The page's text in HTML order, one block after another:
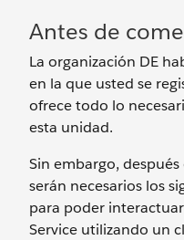
Antes de
La organización DE
en la que usted se
ofrece todo lo
esta unidad.
Sin embargo,
serán necesarios los
para poder
Service utilizando un